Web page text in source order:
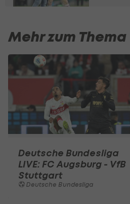
Mehr zum Thema
Deutsche Bundesliga
LIVE: FC Augsburg - VfB
Stuttgart
Deutsche Bundesliga